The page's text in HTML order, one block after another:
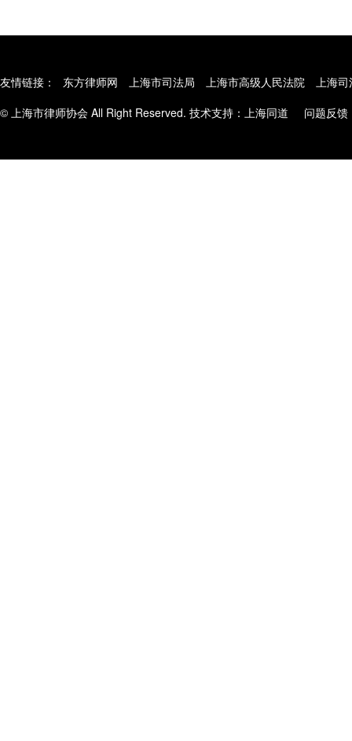
友情链接： 东方律师网 上海市司法局 上海市高级人民法院
上海
© 上海市律师协会 All Right Reserved. 技术支持： 上海同道 问题反馈